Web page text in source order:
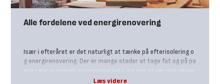
Alle fordelene ved energirenovering
Især i efteråret er det naturligt at tænke på efterisolering o
g energirenovering. Der er mange steder at tage fat og på pa
piret kan projektet forekomme dyrt. På sigt er der dog penge
at spare på varmeregning og geveinst at hente i boligens væ